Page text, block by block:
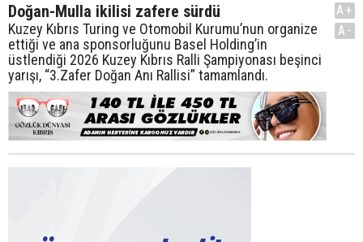
Doğan-Mulla ikilisi zafere sürdü
Kuzey Kıbrıs Turing ve Otomobil Kurumu’nun organize
ettiği ve ana sponsorluğunu Basel Holding’in
üstlendiği 2026 Kuzey Kıbrıs Ralli Şampiyonası beşinci
yarışı, “3.Zafer Doğan Anı Rallisi” tamamlandı.
A+
A-